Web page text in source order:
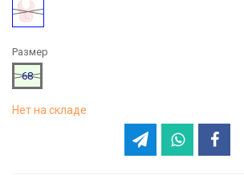
Розовый
Размер
68
Нет на складе